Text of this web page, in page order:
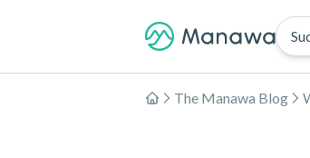
Home
The Manawa Blog